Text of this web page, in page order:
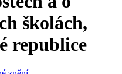
školách,
republice